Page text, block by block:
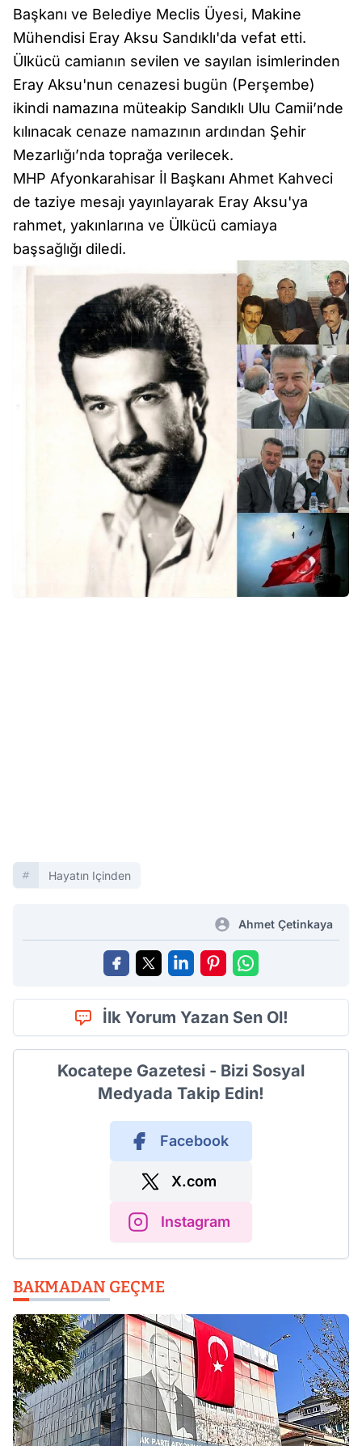
Başkanı ve Belediye Meclis Üyesi, Makine
Mühendisi Eray Aksu Sandıklı'da vefat etti.
Ülkücü camianın sevilen ve sayılan isimlerinden
Eray Aksu'nun cenazesi bugün (Perşembe)
ikindi namazına müteakip Sandıklı Ulu Camii’nde
kılınacak cenaze namazının ardından Şehir
Mezarlığı’nda toprağa verilecek.
MHP Afyonkarahisar İl Başkanı Ahmet Kahveci
de taziye mesajı yayınlayarak Eray Aksu'ya
rahmet, yakınlarına ve Ülkücü camiaya
başsağlığı diledi.
Hayatın Içinden
Ahmet Çetinkaya
İlk Yorum Yazan Sen Ol!
Kocatepe Gazetesi - Bizi Sosyal
Medyada Takip Edin!
Facebook
X.com
Instagram
BAKMADAN GEÇME